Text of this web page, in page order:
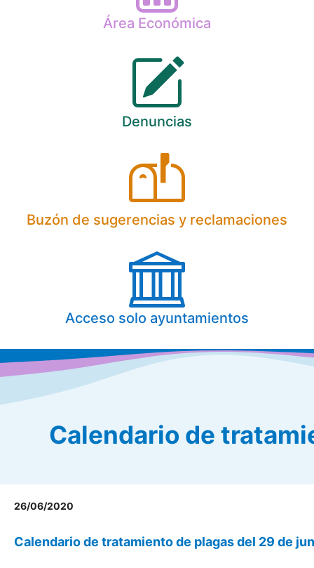
Área Económica
Denuncias
Buzón de sugerencias y reclamaciones
Acceso solo ayuntamientos
Calendario de
26/06/2020
Calendario de tratamiento de plagas del 29 de